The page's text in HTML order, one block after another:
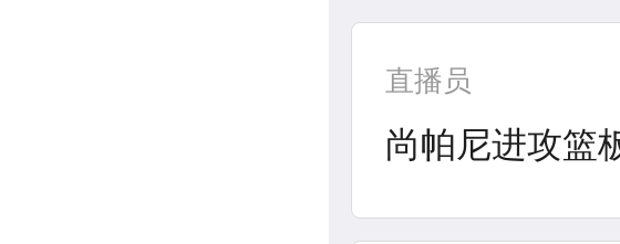
直播员
尚帕尼进攻篮